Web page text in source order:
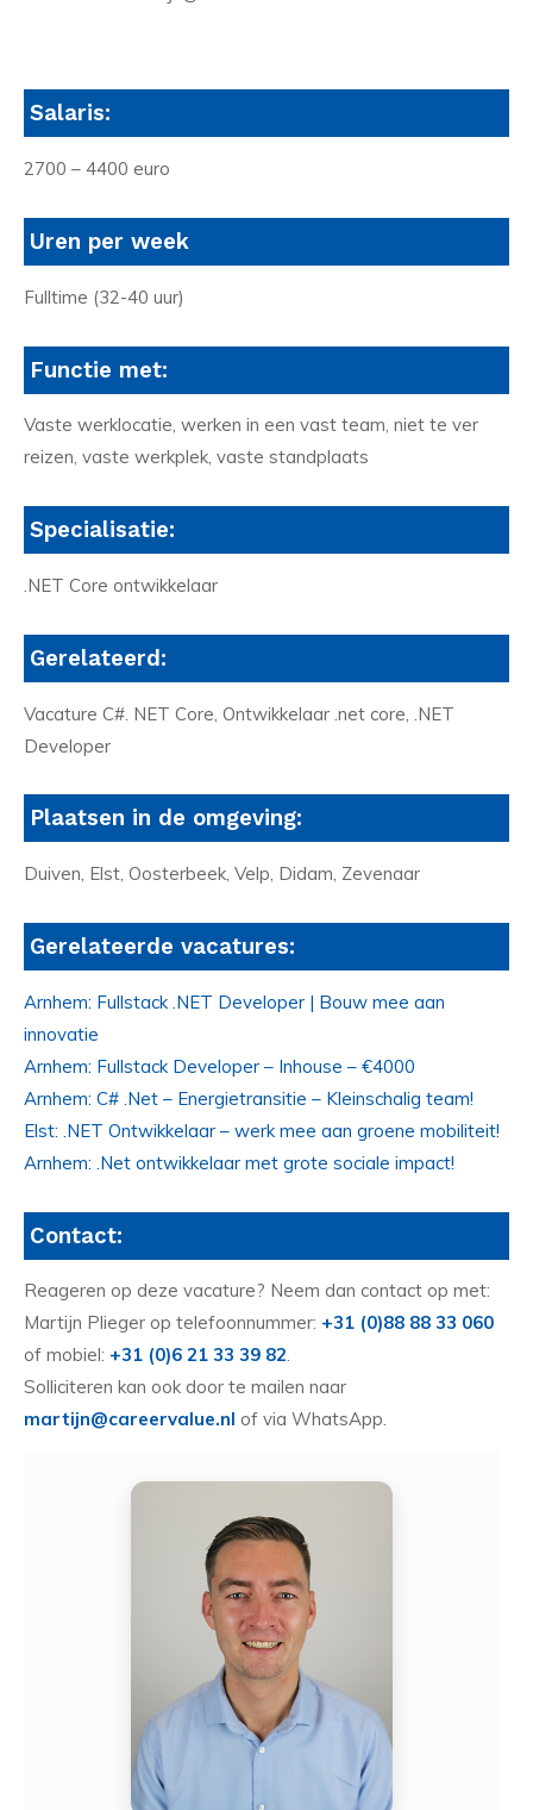
Salaris:
2700 – 4400 euro
Uren per week
Fulltime (32-40 uur)
Functie met:
Vaste werklocatie, werken in een vast team, niet te ver
reizen, vaste werkplek, vaste standplaats
Specialisatie:
.NET Core ontwikkelaar
Gerelateerd:
Vacature C#. NET Core, Ontwikkelaar .net core, .NET
Developer
Plaatsen in de omgeving:
Duiven, Elst, Oosterbeek, Velp, Didam, Zevenaar
Gerelateerde vacatures:
Arnhem: Fullstack .NET Developer | Bouw mee aan
innovatie
Arnhem: Fullstack Developer – Inhouse – €4000
Arnhem: C# .Net – Energietransitie – Kleinschalig team!
Elst: .NET Ontwikkelaar – werk mee aan groene mobiliteit!
Arnhem: .Net ontwikkelaar met grote sociale impact!
Contact:
Reageren op deze vacature? Neem dan contact op met:
Martijn Plieger op telefoonnummer: +31 (0)88 88 33 060
of mobiel: +31 (0)6 21 33 39 82.
Solliciteren kan ook door te mailen naar
martijn@careervalue.nl of via WhatsApp.